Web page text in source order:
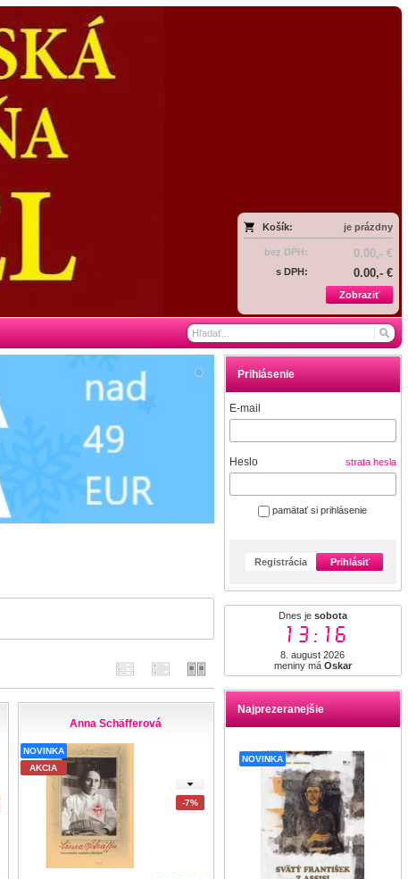
Košík: je prázdny
bez DPH: 0.00,- €
s DPH: 0.00,- €
Zobraziť
Prihlásenie
E-mail
Heslo strata hesla
pamätať si prihlásenie
Registrácia Prihlásiť
Dnes je sobota
13:16
8. august 2026
meniny má Oskar
Najprezeranejšie
NOVINKA
Anna Schäfferová
NOVINKA
AKCIA
-7%